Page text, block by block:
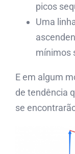
picos
Uma
mínimos
E em algum
de tendência
se